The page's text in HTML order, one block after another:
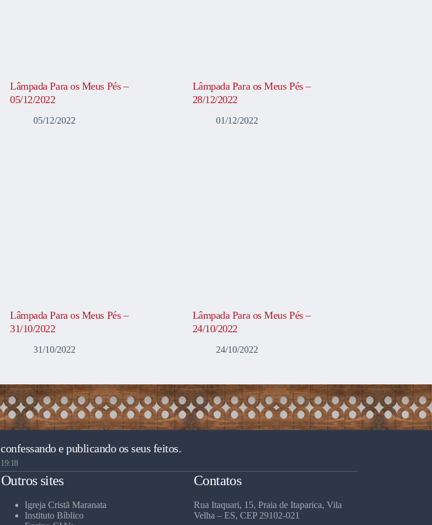
Lâmpada Para os Meus Pés –
05/12/2022
05/12/2022
Lâmpada Para os Meus Pés –
28/12/2022
01/12/2022
Lâmpada Para os Meus Pés –
31/10/2022
31/10/2022
Lâmpada Para os Meus Pés –
24/10/2022
24/10/2022
e publicando os seus feitos.
Outros sites
Igreja Cristã Maranata
Instituto Bíblico
Contatos
Rua Itaquari, 15, Praia de Itaparica, Vila
Velha – ES, CEP 29102-021